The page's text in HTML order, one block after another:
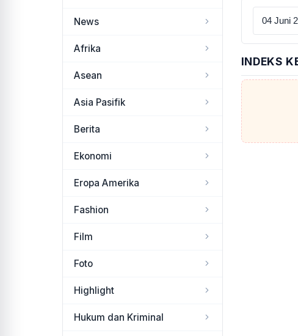
News
Afrika
Asean
Asia Pasifik
Berita
Ekonomi
Eropa Amerika
Fashion
Film
Foto
Highlight
Hukum dan Kriminal
INDEKS